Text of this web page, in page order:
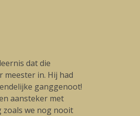
dat die
in. Hij had
ganggenoot!
aansteker met
zoals we nog nooit